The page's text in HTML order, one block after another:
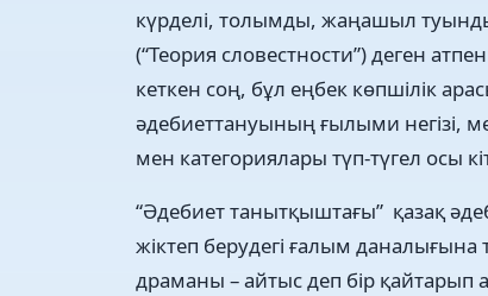
күрделі, толымды, жаңашыл
(“Теория словестности”) деген
кеткен соң, бұл еңбек көпшілік
әдебиеттануының ғылыми негізі,
мен категориялары түп-түгел осы
“Әдебиет танытқыштағы” қазақ
жіктеп берудегі ғалым
драманы – айтыс деп бір қайтарып